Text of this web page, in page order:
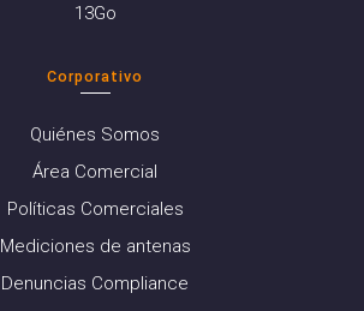
13Go
Corporativo
Quiénes Somos
Área Comercial
Políticas Comerciales
Mediciones de antenas
Denuncias Compliance